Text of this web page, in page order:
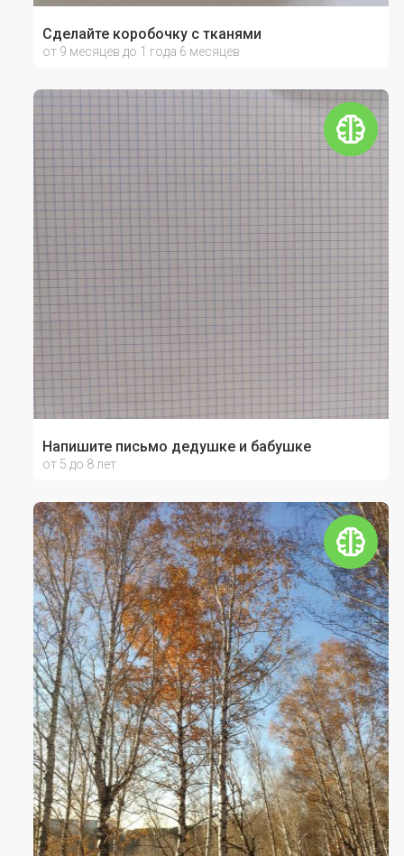
Сделайте коробочку с тканями
от 9 месяцев до 1 года 6 месяцев
Напишите письмо дедушке и бабушке
от 5 до 8 лет